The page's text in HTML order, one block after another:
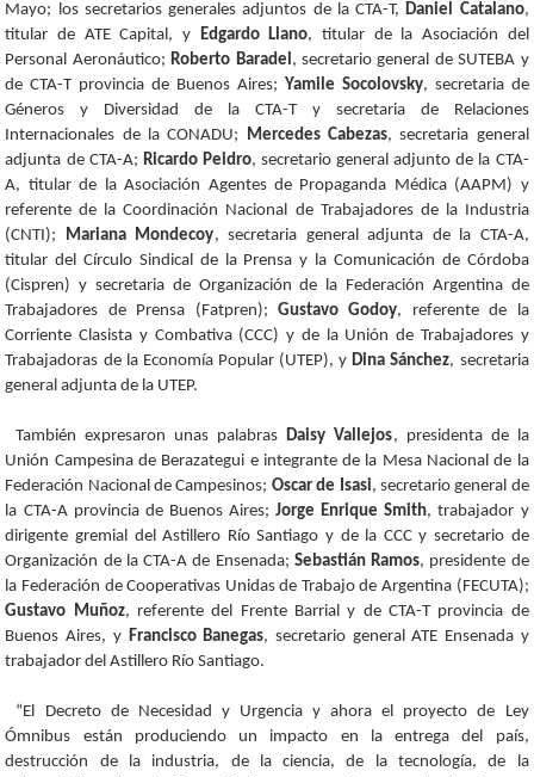
Mayo; los secretarios generales adjuntos de la CTA-T,Daniel Catalano,
titular de ATE Capital, y Edgardo Llano, titular de la Asociación del
Personal Aeronáutico;Roberto Baradel, secretario general de SUTEBA y
de CTA-T provincia de Buenos Aires; Yamile Socolovsky, secretaria de
Géneros y Diversidad de la CTA-T y secretaria de Relaciones
Internacionales de la CONADU; Mercedes Cabezas, secretaria general
adjunta de CTA-A; Ricardo Peidro, secretario general adjunto de la CTA-
A, titular de la Asociación Agentes de Propaganda Médica (AAPM) y
referente de la Coordinación Nacional de Trabajadores de la Industria
(CNTI); Mariana Mondecoy, secretaria general adjunta de la CTA-A,
titular del Círculo Sindical de la Prensa y la Comunicación de Córdoba
(Cispren) y secretaria de Organización de la Federación Argentina de
Trabajadores de Prensa (Fatpren); Gustavo Godoy, referente de la
Corriente Clasista y Combativa (CCC) y de la Unión de Trabajadores y
Trabajadoras de la Economía Popular (UTEP), yDina Sánchez, secretaria
general adjunta de la UTEP.
También expresaron unas palabrasDaisy Vallejos, presidenta de la
Unión Campesina de Berazategui e integrante de la Mesa Nacional de la
Federación Nacional de Campesinos; Oscar de Isasi, secretario general de
la CTA-A provincia de Buenos Aires;Jorge Enrique Smith, trabajador y
dirigente gremial del Astillero Río Santiago y de la CCC y secretario de
Organización de la CTA-A de Ensenada; Sebastián Ramos, presidente de
la Federación de Cooperativas Unidas de Trabajo de Argentina (FECUTA);
Gustavo Muñoz, referente del Frente Barrial y de CTA-T provincia de
Buenos Aires, y Francisco Banegas, secretario general ATE Ensenada y
trabajador del Astillero Río Santiago.
“El Decreto de Necesidad y Urgencia y ahora el proyecto de Ley
Ómnibus están produciendo un impacto en la entrega del país,
destrucción de la industria, de la ciencia, de la tecnología, de la